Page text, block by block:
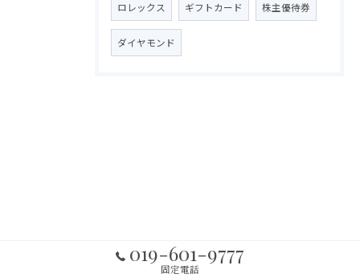
ロレックス ギフトカード 株主優待券
ダイヤモンド
019-601-9777
固定電話